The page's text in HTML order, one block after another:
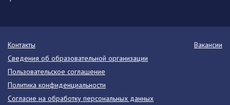
Контакты
Вакансии
Сведения об образовательной организации
Пользовательское соглашение
Политика конфиденциальности
Согласие на обработку персональных данных